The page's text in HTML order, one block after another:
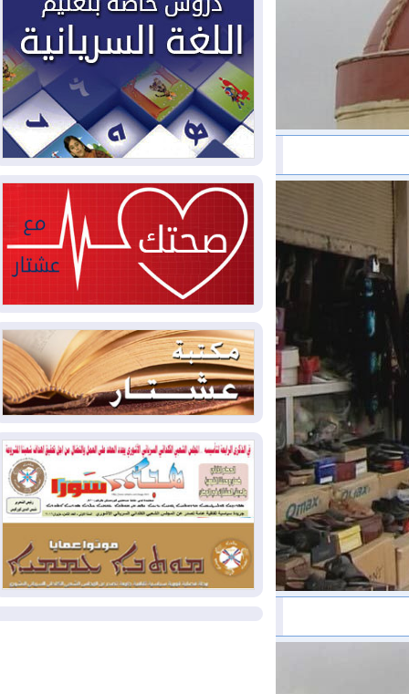
2026-08-05
لمدة عام.. بدء توريد 100
مليون قدم مكعب يومياً من غاز كورمور في
إقليم كوردستان إلى وزارة الكهرباء العراقية
2026-08-05
15كارثة بيئية ومناخية ترسم
ملامح أخطر التحديات التي تواجه العراق
اليوم
2026-08-05
حرائق فرنسا.. توقيف 402
شخص بينهم 156 قاصرا منذ بداية موسم
الحرائق
2026-08-04
سومو: إنتاج النفط في إقليم
كوردستان انخفض إلى أقل من 10%
2026-08-04ملفات حقبة الكاظمي تعود إلى
الواجهة.. أنباء عن مراجعات قضائية
وتحقيقات أوسع في قضايا فساد
2026-08-04بيترو يشكو تزوير الانتخابات
الرئاسية ويحذر من "حرب أهلية" في
كولومبيا
2026-08-03
رئيس إقليم كوردستان في
دمشق في زيارة رسمية
2026-08-03
العراق يؤكد مجدداً التزامه
بمنع الهجمات على الدول المجاورة